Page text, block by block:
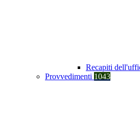
Recapiti
Provvedimenti 1043